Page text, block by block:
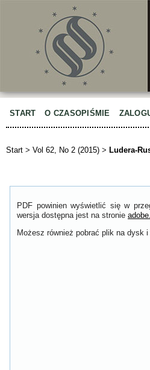
START O CZASOPIŚMIE
Start > Vol 62, No 2 (2015) > Ludera-
PDF powinien wyświetlić się w
wersja dostępna jest na stronie
Możesz również pobrać plik na dysk